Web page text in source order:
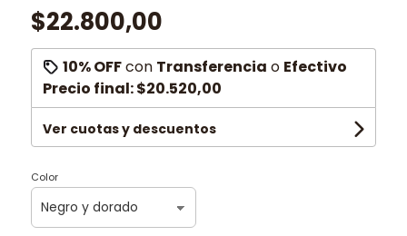
$22.800,00
10% OFFcon Transferencia o Efectivo
Precio final:$20.520,00
Ver cuotas y descuentos
Color